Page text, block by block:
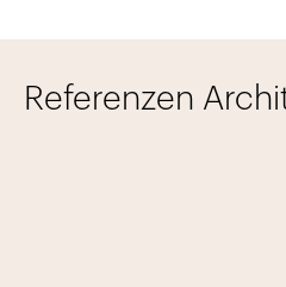
Referenzen